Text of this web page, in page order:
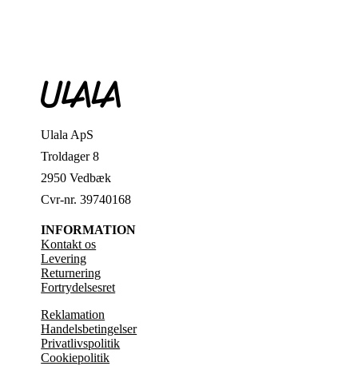
Ulala ApS
Troldager 8
2950 Vedbæk
Cvr-nr. 39740168
INFORMATION
Kontakt os
Levering
Returnering
Fortrydelsesret
Reklamation
Handelsbetingelser
Privatlivspolitik
Cookiepolitik